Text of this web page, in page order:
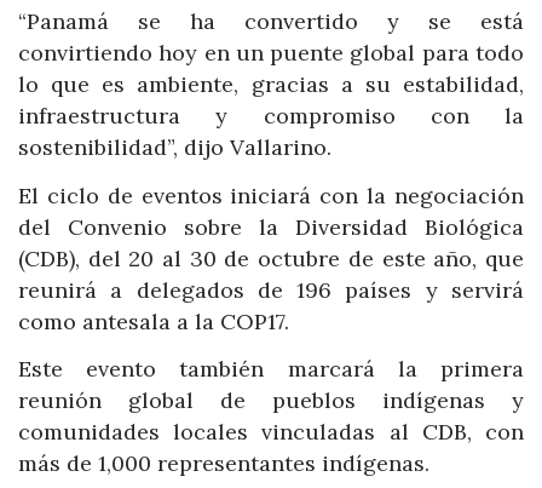
“Panamá se ha convertido y se está
convirtiendo hoy en un puente global para todo
lo que es ambiente, gracias a su estabilidad,
infraestructura y compromiso con la
sostenibilidad”, dijo Vallarino.
El ciclo de eventos iniciará con la negociación
del Convenio sobre la Diversidad Biológica
(CDB), del 20 al 30 de octubre de este año, que
reunirá a delegados de 196 países y servirá
como antesala a la COP17.
Este evento también marcará la primera
reunión global de pueblos indígenas y
comunidades locales vinculadas al CDB, con
más de 1,000 representantes indígenas.